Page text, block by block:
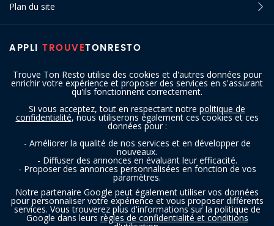
Trouve Ton Resto utilise des cookies et d'autres données pour
enrichir votre expérience et proposer des services en s'assurant
qu'ils fonctionnent correctement.
Si vous acceptez, tout en respectant notre politique de
confidentialité, nous utiliserons également ces cookies et ces
données pour :
- Améliorer la qualité de nos services et en développer de
nouveaux.
- Diffuser des annonces en évaluant leur efficacité.
- Proposer des annonces personnalisées en fonction de vos
paramètres.
Notre partenaire Google peut également utiliser vos données
pour personnaliser votre expérience et vous proposer différents
services. Vous trouverez plus d'informations sur la politique de
Google dans leurs règles de confidentialité et conditions
APPLI TROUVETONRESTO
Plan du site
SUIVEZ-NOUS
Copyright © 2016 - 2026 trouvetonresto.be ‐ Tous droits réservés | JDC